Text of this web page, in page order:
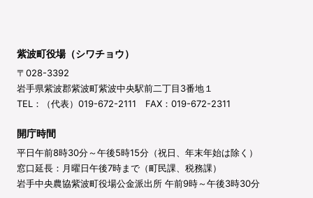
紫波町役場（シワチョウ）
〒028-3392
岩手県紫波郡紫波町紫波中央駅前二丁目3番地１
TEL：（代表）019-672-2111 FAX：019-672-2311
開庁時間
平日午前8時30分～午後5時15分（祝日、年末年始は除く）
窓口延長：月曜日午後7時まで（町民課、税務課）
岩手中央農協紫波町役場公金派出所 午前9時～午後3時30分